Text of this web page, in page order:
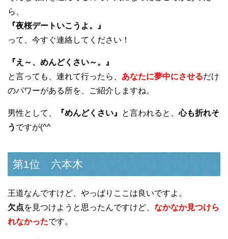
ら、
『夜桜デートいこうよ。』
って、今すぐ連絡してください！
『え～、めんどくさい～。』
と言っても、連れて行ったら、 あなたに夢中にさせるだけ
のパワーがある所を、ご紹介しますね。
男性として、 『めんどくさい』 と言われると、心も折れそ
う ですが(^^ゞ
第1位 六本木
王道なんですけど、やっぱりここは良いですよ。
欠点を見つけようと思ったんですけど、 なかなか見つけら
れなかったです。